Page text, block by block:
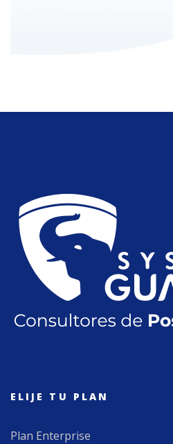
ELIJE TU PLAN
Plan Enterprise